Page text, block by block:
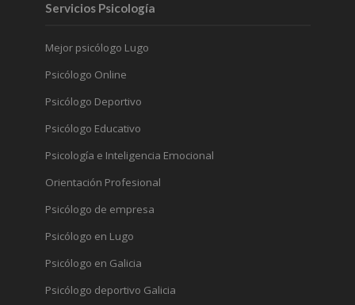
Servicios Psicología
Mejor psicólogo Lugo
Psicólogo Online
Psicólogo Deportivo
Psicólogo Educativo
Psicología e Inteligencia Emocional
Orientación Profesional
Psicólogo de empresa
Psicólogo en Lugo
Psicólogo en Galicia
Psicólogo deportivo Galicia